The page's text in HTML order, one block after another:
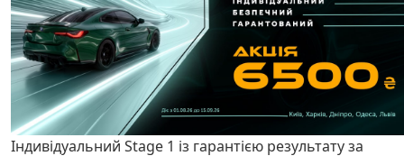
Індивідуальний Stage 1 із гарантією результату за